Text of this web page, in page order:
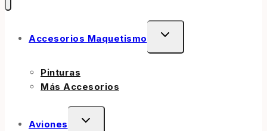
Accesorios Maquetismo
Pinturas
Más Accesorios
Aviones